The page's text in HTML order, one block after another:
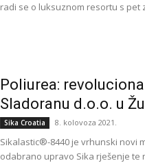
radi se o luksuznom resortu s pet
Poliurea:
Sladoranu d.o.o. u
Sika Croatia 8. kolovoza 2021.
Sikalastic®-8440 je vrhunski novi
odabrano upravo Sika rješenje te